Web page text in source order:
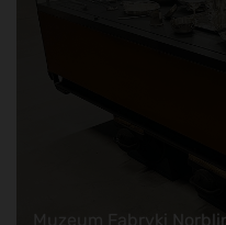
Muzeum Fabryki